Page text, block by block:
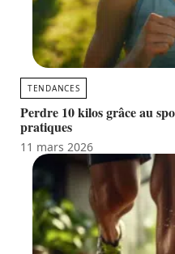
TENDANCES
Perdre 10 kilos grâce au
pratiques
11 mars 2026